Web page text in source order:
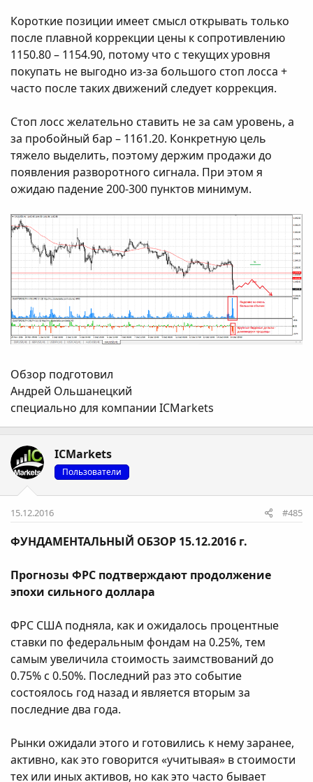
Короткие позиции имеет смысл открывать только
после плавной коррекции цены к сопротивлению
1150.80 – 1154.90, потому что с текущих уровня
покупать не выгодно из-за большого стоп лосса +
часто после таких движений следует коррекция.
Стоп лосс желательно ставить не за сам уровень, а
за пробойный бар – 1161.20. Конкретную цель
тяжело выделить, поэтому держим продажи до
появления разворотного сигнала. При этом я
ожидаю падение 200-300 пунктов минимум.
Обзор подготовил
Андрей Ольшанецкий
специально для компании ICMarkets
ICMarkets
Пользователи
15.12.2016 #485
ФУНДАМЕНТАЛЬНЫЙ ОБЗОР 15.12.2016 г.
Прогнозы ФРС подтверждают продолжение
эпохи сильного доллара
ФРС США подняла, как и ожидалось процентные
ставки по федеральным фондам на 0.25%, тем
самым увеличила стоимость заимствований до
0.75% с 0.50%. Последний раз это событие
состоялось год назад и является вторым за
последние два года.
Рынки ожидали этого и готовились к нему заранее,
активно, как это говорится «учитывая» в стоимости
тех или иных активов, но как это часто бывает